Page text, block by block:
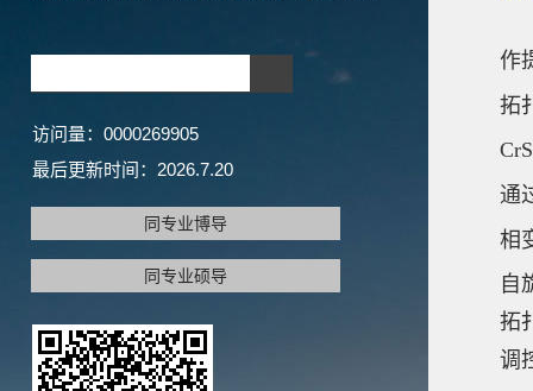
访问量： 0000269905
最后更新时间： 2026.7.20
同专业博导
同专业硕导
作
拓
通
相
自
拓
调